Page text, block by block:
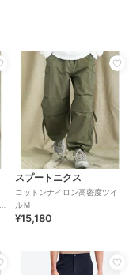
スプートニクス
コットンナイロン高密度ツイ
ルＭ
¥15,180